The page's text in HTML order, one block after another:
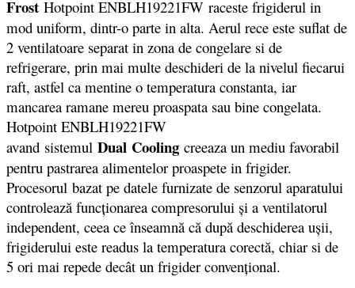
Frost Hotpoint ENBLH19221FW raceste frigiderul in
mod uniform, dintr-o parte in alta. Aerul rece este suflat de
2 ventilatoare separat in zona de congelare si de
refrigerare, prin mai multe deschideri de la nivelul fiecarui
raft, astfel ca mentine o temperatura constanta, iar
mancarea ramane mereu proaspata sau bine congelata.
Hotpoint ENBLH19221FW
avand sistemul Dual Cooling creeaza un mediu favorabil
pentru pastrarea alimentelor proaspete in frigider.
Procesorul bazat pe datele furnizate de senzorul aparatului
controlează funcționarea compresorului și a ventilatorul
independent, ceea ce înseamnă că după deschiderea ușii,
frigiderului este readus la temperatura corectă, chiar si de
5 ori mai repede decât un frigider convențional.